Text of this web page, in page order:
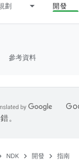
劃 開發
參考資料
。
NDK 開發 指南